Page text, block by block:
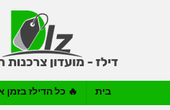
בית 🔥 כל הדילז בזמן